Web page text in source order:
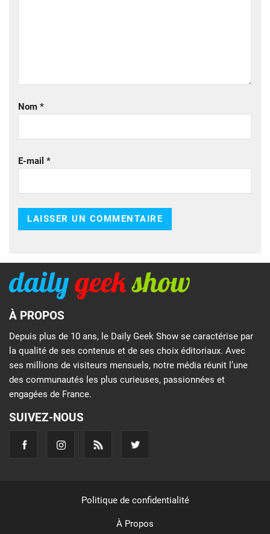
Nom *
E-mail *
À PROPOS
Depuis plus de 10 ans, le Daily Geek Show se caractérise par
la qualité de ses contenus et de ses choix éditoriaux. Avec
ses millions de visiteurs mensuels, notre média réunit l’une
des communautés les plus curieuses, passionnées et
engagées de France.
SUIVEZ-NOUS
Politique de confidentialité
À Propos